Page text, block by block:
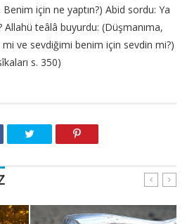
için ne yaptın?) Abid sordu: Ya
Allahü teâlâ buyurdu: (Düşmanıma,
ve sevdiğimi benim için sevdin mi?)
s. 350)